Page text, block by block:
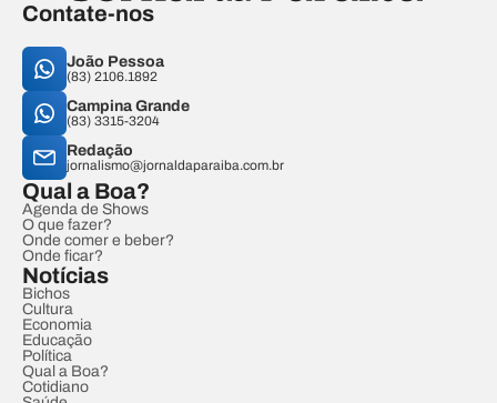
Contate-nos
João Pessoa
(83) 2106.1892
Campina Grande
(83) 3315-3204
Redação
jornalismo@jornaldaparaiba.com.br
Qual a Boa?
Agenda de Shows
O que fazer?
Onde comer e beber?
Onde ficar?
Notícias
Bichos
Cultura
Economia
Educação
Política
Qual a Boa?
Cotidiano